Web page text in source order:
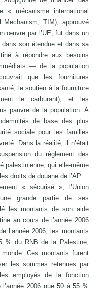
mécanisme international
Mechanism, TIM), approuvé
œuvre par l’UE, fut dans un
son étendue et dans sa
à répondre aux besoins
— de la population
que les fournitures
le soutien à la fourniture
le carburant), et les
pauvre de la population. A
de base des plus
sociale pour les familles
Dans la réalité, il n’était
du règlement des
palestinienne, qui elle-même
droits de douane de l’AP.
« sécurisé », l’Union
grande partie de ses
les montants de son aide
au cours de l’année 2006
l’année 2006, les montants
% du RNB de la Palestine,
Ces montants furent
les sommes retenues par
employés de la fonction
l’année 2006 que 50 à 55 %